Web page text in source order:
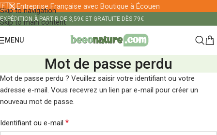
Skip to navigation
Skip to main content
🇫🇷 Entreprise Française avec Boutique à Écouen
EXPÉDITION À PARTIR DE 3,59€ ET GRATUITE DÈS 79€
MENU
Mot de passe perdu
Mot de passe perdu ? Veuillez saisir votre identifiant ou votre
adresse e-mail. Vous recevrez un lien par e-mail pour créer un
nouveau mot de passe.
Identifiant ou e-mail *